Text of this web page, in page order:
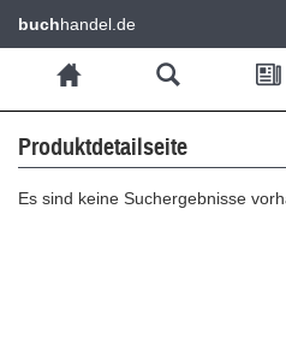
buchhandel.de
Produktdetailseite
Es sind keine Suchergebnisse